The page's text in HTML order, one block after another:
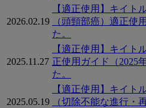
2026.02.19
【適正使用】キイト
（頭頸部癌）適正使
た。
2025.11.27
【適正使用】キイト
正使用ガイド（2025
た。
2025.05.19
【適正使用】キイト
（切除不能な進行・